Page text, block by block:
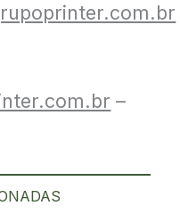
–